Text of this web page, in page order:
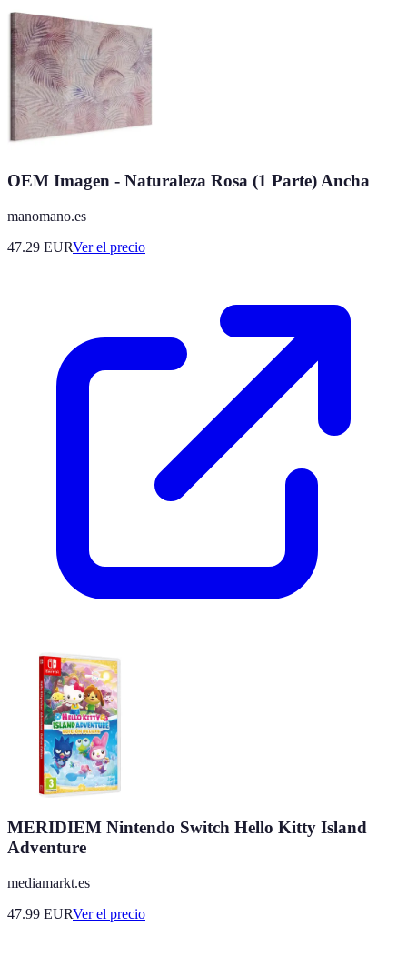
OEM Imagen - Naturaleza Rosa (1 Parte) Ancha
manomano.es
47.29 EURVer el precio
MERIDIEM Nintendo Switch Hello Kitty Island
Adventure
mediamarkt.es
47.99 EURVer el precio